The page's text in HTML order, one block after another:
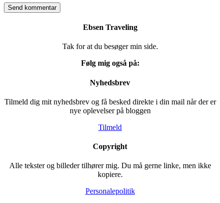
Ebsen Traveling
Tak for at du besøger min side.
Følg mig også på:
Nyhedsbrev
Tilmeld dig mit nyhedsbrev og få besked direkte i din mail når der er
nye oplevelser på bloggen
Tilmeld
Copyright
Alle tekster og billeder tilhører mig. Du må gerne linke, men ikke
kopiere.
Personalepolitik